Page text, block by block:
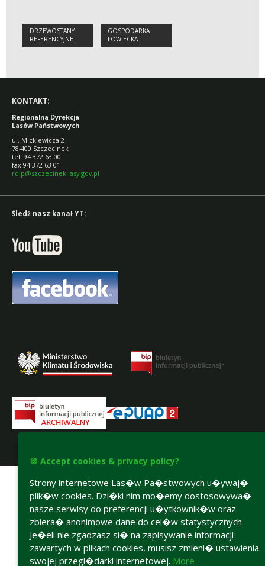
DRZEWOSTANY
REFERENCYJNE
GOSPODARKA
ŁOWIECKA
KONTAKT:
Regionalna Dyrekcja
Lasów Państwowych
ul. Mickiewicza 2
78-400 Szczecinek
tel. 94 372 63 00
fax 94 372 63 01
rdlp@szczecinek.lasy.gov.pl
Śledź nasz kanał YT:
,
🍪 Accept cookies & privacy policy?
Strony internetowe Las�w Pa�stwowych u�ywaj�
plik�w cookies. Dzi�ki nim mo�emy dostosowywa�
nasze serwisy do preferencji u�ytkownik�w oraz
zbiera� anonimowe dane do cel�w statystycznych.
Je�eli nie zgadzasz si� na zapisywanie informacji
zawartych w plikach cookies, musisz zmieni� ustawienia
swojej przegl�darki internetowej. More